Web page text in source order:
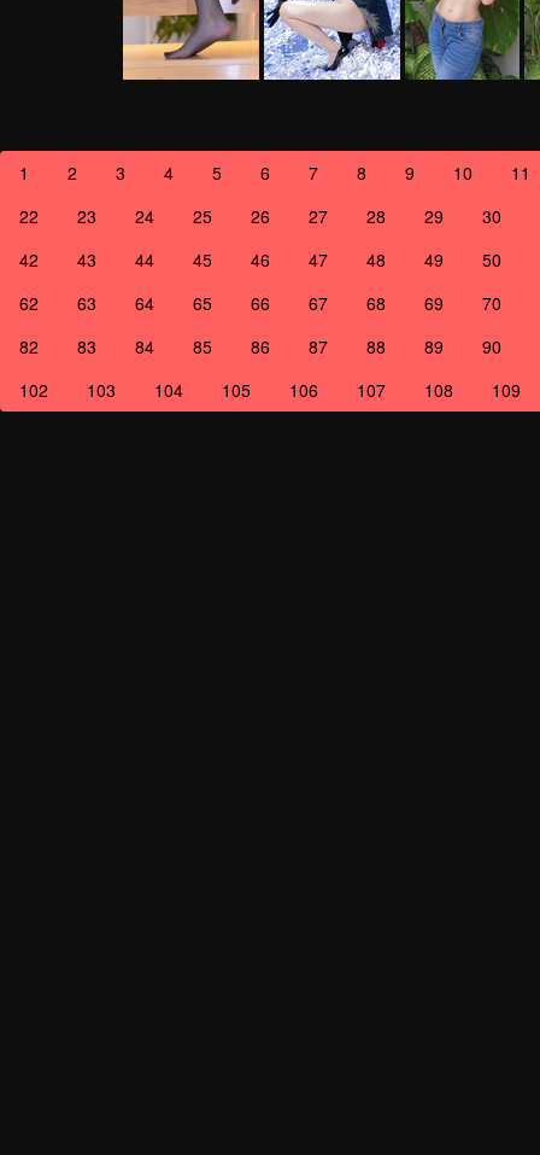
1 2 3 4 5 6 7 8 9 10
11
22
23 24 25 26 27 28 29
30
42
43 44 45 46 47 48 49
50
62
63 64 65 66 67 68 69
70
82
83 84 85 86 87 88 89
90
102
103 104 105 106 107 108 109